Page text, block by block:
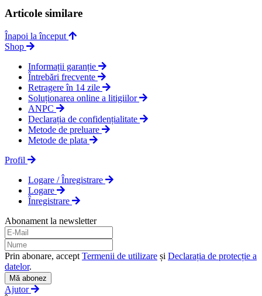
Articole similare
Înapoi la început
Shop
Informații garanție
Întrebări frecvente
Retragere în 14 zile
Soluționarea online a litigiilor
ANPC
Declarația de confidențialitate
Metode de preluare
Metode de plata
Profil
Logare / Înregistrare
Logare
Înregistrare
Abonament la newsletter
Prin abonare, accept Termenii de utilizare și Declarația de protecție a
datelor.
Mă abonez
Ajutor